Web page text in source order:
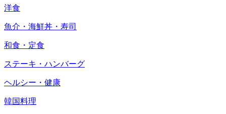
洋食
魚介・海鮮丼・寿司
和食・定食
ステーキ・ハンバーグ
ヘルシー・健康
韓国料理